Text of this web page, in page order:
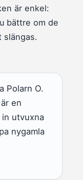
är enkel:
bättre om de
slängas.
Polarn O.
en
utvuxna
nygamla